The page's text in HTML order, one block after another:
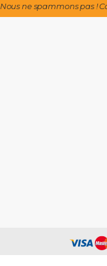
Nous ne spammons pas !